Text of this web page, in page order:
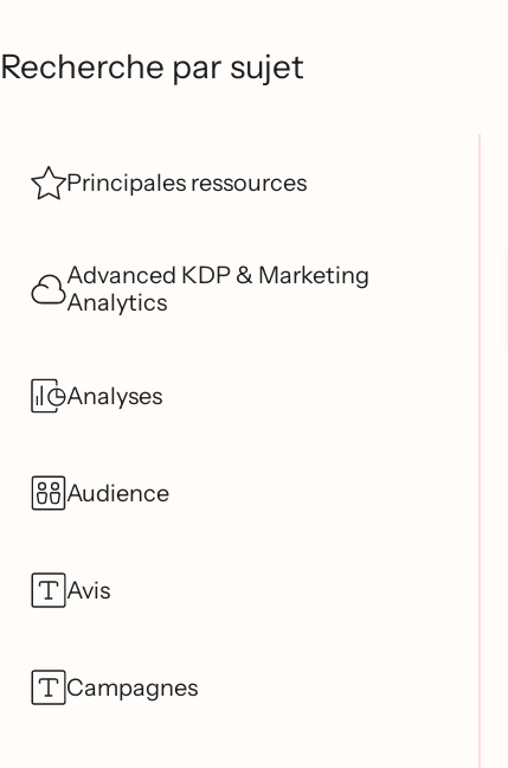
Recherche par sujet
Principales ressources
Advanced KDP & Marketing
Analytics
Analyses
Audience
Avis
Campagnes